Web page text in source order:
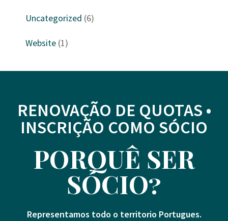
Uncategorized (6)
Website (1)
RENOVAÇÃO DE QUOTAS •
INSCRIÇÃO COMO SÓCIO
PORQUÊ SER
SÓCIO?
Representamos todo o territorio Portugues.